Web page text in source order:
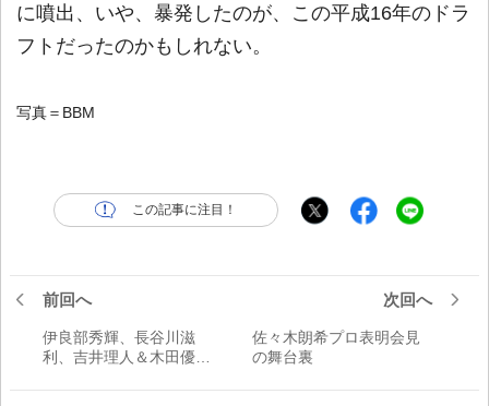
に噴出、いや、暴発したのが、この平成16年のドラ
フトだったのかもしれない。
写真＝BBM
この記事に注目！
前回へ
伊良部秀輝、長谷川滋
利、吉井理人＆木田優夫
ャーを目指した投手た
次回へ
佐々木朗希プロ表明会見
の舞台裏